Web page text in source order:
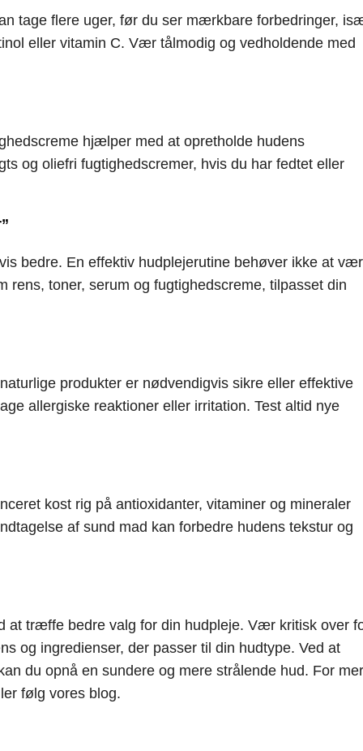
tage flere uger, før du ser mærkbare forbedringer,
eller vitamin C. Vær tålmodig og vedholdende med
hjælper med at opretholde hudens
og oliefri fugtighedscremer, hvis du har fedtet eller
bedre. En effektiv hudplejerutine behøver ikke at
rens, toner, serum og fugtighedscreme, tilpasset din
produkter er nødvendigvis sikre eller effektive
allergiske reaktioner eller irritation. Test altid nye
kost rig på antioxidanter, vitaminer og mineraler
af sund mad kan forbedre hudens tekstur og
at træffe bedre valg for din hudpleje. Vær kritisk over
og ingredienser, der passer til din hudtype. Ved at
du opnå en sundere og mere strålende hud. For
følg vores blog.